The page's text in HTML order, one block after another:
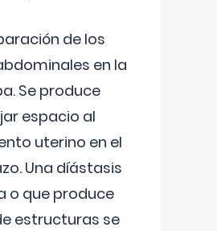
de los
en la
Se produce
espacio al
uterino en el
Una díástasis
o que produce
estructuras se